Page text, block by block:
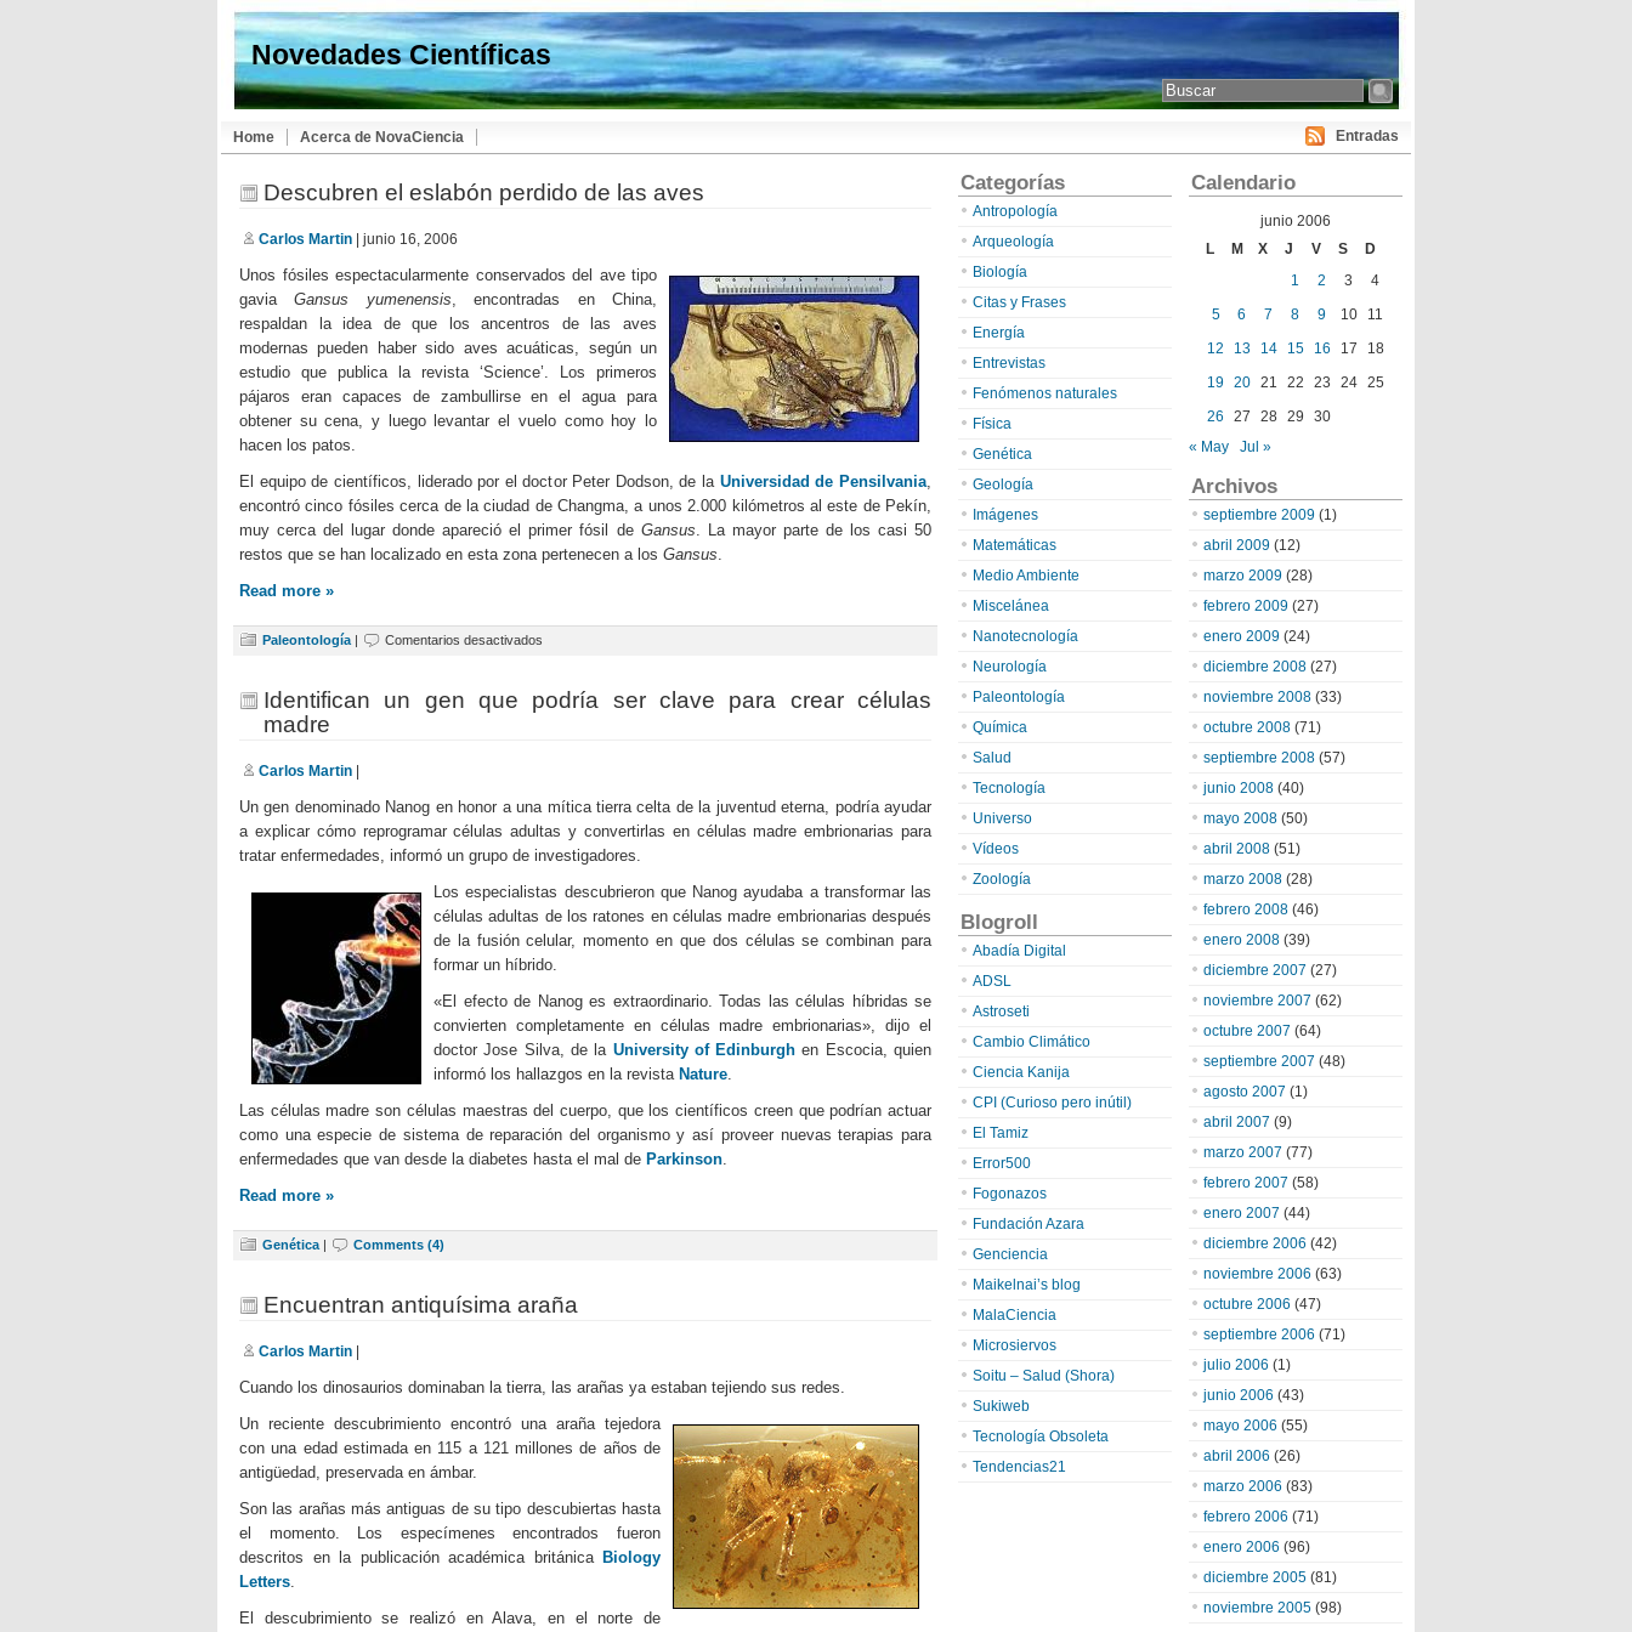
Novedades Científicas
Entradas
Home Acerca de NovaCiencia
Descubren el eslabón perdido de las aves
Carlos Martin | junio 16, 2006
Unos fósiles espectacularmente conservados del ave tipo
gaviaGansus yumenensis, encontradas en China,
respaldan la idea de que los ancentros de las aves
modernas pueden haber sido aves acuáticas, según un
estudio que publica la revista ‘Science’. Los primeros
pájaros eran capaces de zambullirse en el agua para
obtener su cena, y luego levantar el vuelo como hoy lo
hacen los patos.
El equipo de científicos, liderado por el doctor Peter Dodson, de la Universidad de Pensilvania,
encontró cinco fósiles cerca de la ciudad de Changma, a unos 2.000 kilómetros al este de Pekín,
muy cerca del lugar donde apareció el primer fósil de Gansus. La mayor parte de los casi 50
restos que se han localizado en esta zona pertenecen a los Gansus.
Read more »
Paleontología | Comentarios desactivados
eslabón
perdido
Identifican un gen que podría ser clave para crear células
madre
Carlos Martin
Un gen denominado Nanog en honor a una mítica tierra celta de la juventud eterna, podría ayudar
a explicar cómo reprogramar células adultas y convertirlas en células madre embrionarias para
tratar enfermedades, informó un grupo de investigadores.
Los especialistas descubrieron que Nanog ayudaba a transformar las
células adultas de los ratones en células madre embrionarias después
de la fusión celular, momento en que dos células se combinan para
formar un híbrido.
«El efecto de Nanog es extraordinario. Todas las células híbridas se
convierten completamente en células madre embrionarias», dijo el
doctor Jose Silva, de la University of Edinburgh en Escocia, quien
informó los hallazgos en la revista Nature.
Las células madre son células maestras del cuerpo, que los científicos creen que podrían actuar
como una especie de sistema de reparación del organismo y así proveer nuevas terapias para
enfermedades que van desde la diabetes hasta el mal de Parkinson.
Read more »
Genética | Comments (4)
Encuentran antiquísima araña
Carlos Martin
Cuando los dinosaurios dominaban la tierra, las arañas ya estaban tejiendo sus redes.
Un reciente descubrimiento encontró una araña tejedora
con una edad estimada en 115 a 121 millones de años de
antigüedad, preservada en ámbar.
Son las arañas más antiguas de su tipo descubiertas hasta
el momento. Los especímenes encontrados fueron
descritos en la publicación académica británica Biology
Letters.
El descubrimiento se realizó en Alava, en el norte de
Calendario
junio 2006
L
M X J V S
D
1
2 3
4
5
6 7 8 9 10
11
12
13 14 15 16 17
18
19 20 21 22 23 24
25
26
27 28 29
30
« May
Jul »
Archivos
septiembre 2009 (1)
abril 2009 (12)
marzo 2009 (28)
febrero 2009 (27)
enero 2009 (24)
diciembre 2008 (27)
noviembre 2008 (33)
octubre 2008 (71)
septiembre 2008 (57)
junio 2008 (40)
mayo 2008 (50)
abril 2008 (51)
marzo 2008 (28)
febrero 2008 (46)
enero 2008 (39)
diciembre 2007 (27)
noviembre 2007 (62)
octubre 2007 (64)
septiembre 2007 (48)
agosto 2007 (1)
abril 2007 (9)
marzo 2007 (77)
febrero 2007 (58)
enero 2007 (44)
diciembre 2006 (42)
noviembre 2006 (63)
octubre 2006 (47)
septiembre 2006 (71)
julio 2006 (1)
junio 2006 (43)
mayo 2006 (55)
abril 2006 (26)
marzo 2006 (83)
febrero 2006 (71)
enero 2006 (96)
diciembre 2005 (81)
noviembre 2005 (98)
Categorías
Antropología
Arqueología
Biología
Citas y Frases
Energía
Entrevistas
Fenómenos naturales
Física
Genética
Geología
Imágenes
Matemáticas
Medio Ambiente
Miscelánea
Nanotecnología
Neurología
Paleontología
Química
Salud
Tecnología
Universo
Vídeos
Zoología
Blogroll
Abadía Digital
ADSL
Astroseti
Cambio Climático
Ciencia Kanija
CPI (Curioso pero inútil)
El Tamiz
Error500
Fogonazos
Fundación Azara
Genciencia
Maikelnai’s blog
MalaCiencia
Microsiervos
Soitu – Salud (Shora)
Sukiweb
Tecnología Obsoleta
Tendencias21